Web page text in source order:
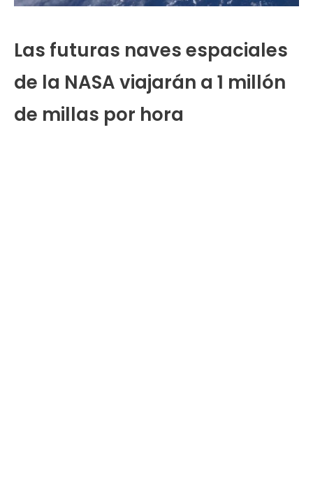
Las futuras naves espaciales
de la NASA viajarán a 1 millón
de millas por hora